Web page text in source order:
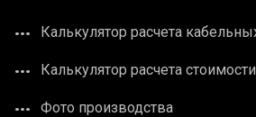
Калькулятор расчета
Калькулятор расчета
Фото производства